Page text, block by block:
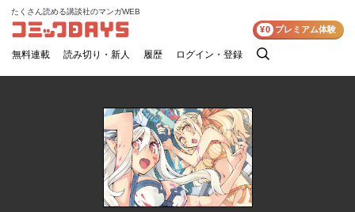
コミックDAYS
たくさん読める講談社のマンガWEB
無料連載 読み切り・新人 履歴 ログイン・登録
検
¥0 プレミアム体験